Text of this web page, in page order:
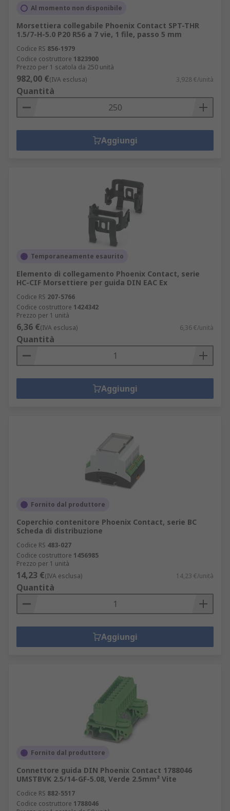
Al momento non disponibile
Morsettiera collegabile Phoenix Contact SPT-THR
1.5/7-H-5.0 P20 R56 a 7 vie, 1 file, passo 5 mm
Codice RS 856-1979
Codice costruttore 1823900
Prezzo per 1 scatola da 250 unità
982,00 €(IVA esclusa) 3,928 €/unità
Quantità
Aggiungi
Temporaneamente esaurito
Elemento di collegamento Phoenix Contact, serie
HC-CIF Morsettiere per guida DIN EAC Ex
Codice RS 207-5766
Codice costruttore 1424342
Prezzo per 1 unità
6,36 €(IVA esclusa) 6,36 €/unità
Quantità
Aggiungi
Fornito dal produttore
Coperchio contenitore Phoenix Contact, serie BC
Scheda di distribuzione
Codice RS 483-027
Codice costruttore 1456985
Prezzo per 1 unità
14,23 €(IVA esclusa) 14,23 €/unità
Quantità
Aggiungi
Fornito dal produttore
Connettore guida DIN Phoenix Contact 1788046
UMSTBVK 2.5/14-GF-5.08, Verde 2.5mm² Vite
Codice RS 882-5517
Codice costruttore 1788046